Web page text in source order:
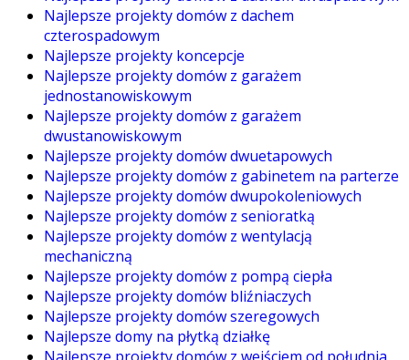
Najlepsze projekty domów z dachem
czterospadowym
Najlepsze projekty koncepcje
Najlepsze projekty domów z garażem
jednostanowiskowym
Najlepsze projekty domów z garażem
dwustanowiskowym
Najlepsze projekty domów dwuetapowych
Najlepsze projekty domów z gabinetem na parterze
Najlepsze projekty domów dwupokoleniowych
Najlepsze projekty domów z senioratką
Najlepsze projekty domów z wentylacją
mechaniczną
Najlepsze projekty domów z pompą ciepła
Najlepsze projekty domów bliźniaczych
Najlepsze projekty domów szeregowych
Najlepsze domy na płytką działkę